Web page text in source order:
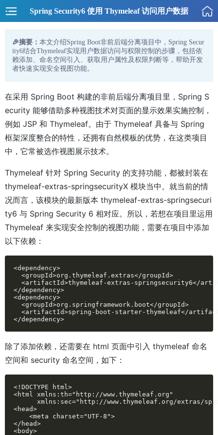
Spring Security6 使用 Thymeleaf 访问用户数据
🎉摘要： 本文介绍Spring Boot非前后端分离项目中，Spring Secur
ity6结合Thymeleaf实现用户数据访问与权限控制的步骤，包括依
赖添加、命名空间引入、获取用户属性及权限判断等，帮助开发
者快速实现安全视图功能。
在采用 Spring Boot 构建的非前后端分离项目里，Spring S
ecurity 能够借助多种视图技术对页面的显示效果实施控制，
例如 JSP 和 Thymeleaf。由于 Thymeleaf 具备与 Spring
框架深度整合的特性，还拥有自然模板的优势，在这类项目
中，它常被选作视图展示技术。
Thymeleaf 针对 Spring Security 的支持功能，都被封装在
thymeleaf-extras-springsecurityX 模块当中。就当前的情
况而言，该模块的最新版本 thymeleaf-extras-springsecuri
ty6 与 Spring Security 6 相对应。所以，若想在项目里运用
Thymeleaf 来实现安全控制的视图功能，需要在项目中添加
以下依赖：
<dependency>
<groupId>org.thymeleaf.extras</groupId>
<artifactId>thymeleaf-extras-springsecurity6</
</dependency>
<dependency>
<groupId>org.springframework.boot</groupId>
<artifactId>spring-boot-starter-thymeleaf</
</dependency>
除了添加依赖，还需要在 html 页面中引入 thymeleaf 命名
空间和 security 命名空间，如下：
<!DOCTYPE html>
<html xmlns:th="http://www.thymeleaf.org"
xmlns:sec="http://www.thymeleaf.org/extras/
<head>
<meta charset="UTF-8">
</head>
<body>